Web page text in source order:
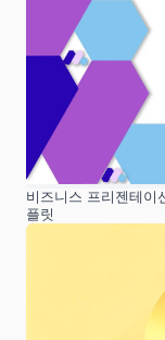
비즈니스 프리젠테이
플릿